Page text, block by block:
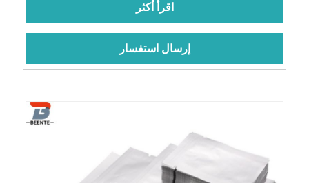
اقرأ أكثر
إرسال استفسار